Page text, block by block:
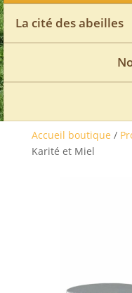
La cité des abeilles
Accueil boutique /
Karité et Miel